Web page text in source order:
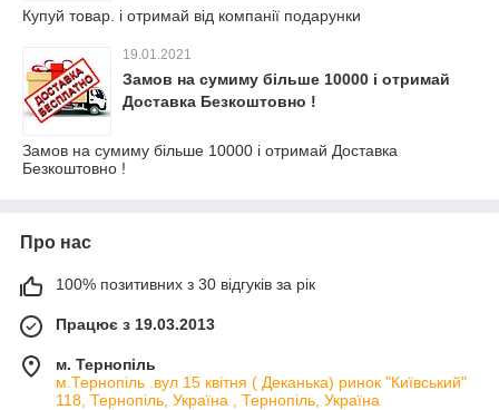
Купуй товар. і отримай від компанії подарунки
19.01.2021
Замов на сумиму більше 10000 і отримай
Доставка Безкоштовно !
Замов на сумиму більше 10000 і отримай Доставка
Безкоштовно !
Про нас
100% позитивних з 30 відгуків за рік
Працює з 19.03.2013
м. Тернопіль
м.Тернопіль .вул 15 квітня ( Деканька) ринок "Київський"
118, Тернопіль, Україна , Тернопіль, Україна